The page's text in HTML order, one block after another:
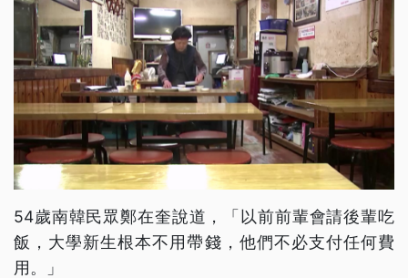
54歲南韓民眾鄭在奎說道，「以前前輩會請後輩吃
飯，大學新生根本不用帶錢，他們不必支付任何費
用。」